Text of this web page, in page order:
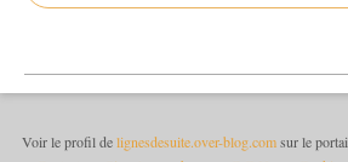
Voir le profil delignesdesuite.over-blog.comsur le